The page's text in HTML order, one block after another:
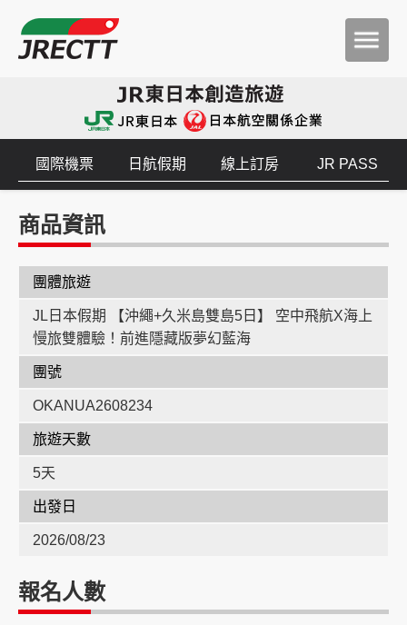
創造旅遊
國際機票 日航假期 線上訂房 JR PASS
商品資訊
團體旅遊
JL日本假期 【沖繩+久米島雙島5日】 空中飛航X海上
慢旅雙體驗！前進隱藏版夢幻藍海
團號
OKANUA2608234
旅遊天數
5天
出發日
2026/08/23
報名人數